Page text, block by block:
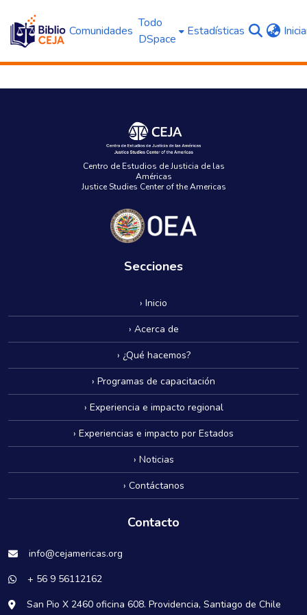
Comunidades
Todo
DSpace
Estadísticas
Centro de Estudios de Justicia de las
Américas
Justice Studies Center of the Americas
Secciones
› Inicio
› Acerca de
› ¿Qué hacemos?
› Programas de capacitación
› Experiencia e impacto regional
› Experiencias e impacto por Estados
› Noticias
› Contáctanos
Contacto
info@cejamericas.org
+ 56 9 56112162
San Pio X 2460 oficina 608. Providencia, Santiago de Chile